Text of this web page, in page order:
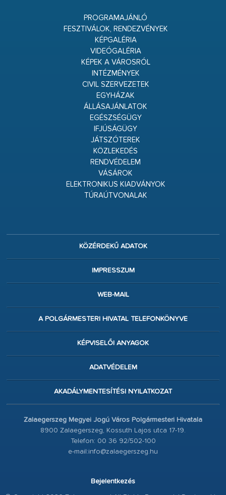
PROGRAMAJÁNLÓ
FESZTIVÁLOK, RENDEZVÉNYEK
KÉPGALÉRIA
VIDEÓGALÉRIA
KÉPEK A VÁROSRÓL
INTÉZMÉNYEK
CIVIL SZERVEZETEK
EGYHÁZAK
ÁLLÁSAJÁNLATOK
EGÉSZSÉGÜGY
IFJÚSÁGÜGY
JÁTSZÓTEREK
KÖZLEKEDÉS
RENDVÉDELEM
VÁSÁROK
ELEKTRONIKUS KIADVÁNYOK
TÚRAÚTVONALAK
KÖZÉRDEKŰ ADATOK
IMPRESSZUM
WEB-MAIL
A POLGÁRMESTERI HIVATAL TELEFONKÖNYVE
KÉPVISELŐI ANYAGOK
ADATVÉDELEM
AKADÁLYMENTESÍTÉSI NYILATKOZAT
Zalaegerszeg Megyei Jogú Város Polgármesteri Hivatala
8900 Zalaegerszeg, Kossuth Lajos utca 17-19.
Telefon: 00 36 92/502-100
e-mail:info@zalaegerszeg.hu
Bejelentkezés